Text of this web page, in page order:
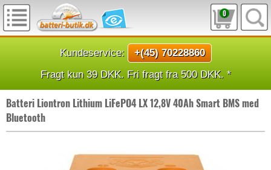
0
Kundeservice:
+(45) 70228860
Fragt kun 39 DKK. Fri fragt fra 500 DKK. *
Batteri Liontron Lithium LiFePO4 LX 12,8V 40Ah Smart BMS med
Bluetooth